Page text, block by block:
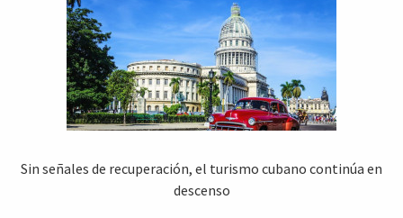
Sin señales de recuperación, el turismo cubano continúa en
descenso